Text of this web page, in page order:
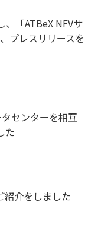
「ATBeX NFVサ
プレスリリースを
センターを相互
た
紹介をしました